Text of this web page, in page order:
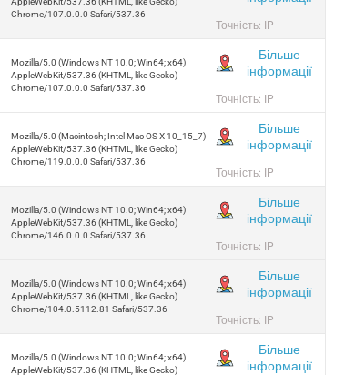
Chrome/107.0.0.0 Safari/537.36
Точність: IP
Mozilla/5.0 (Windows NT 10.0; Win64; x64)
AppleWebKit/537.36 (KHTML, like Gecko)
Chrome/107.0.0.0 Safari/537.36
Більше
інформації
Точність: IP
Mozilla/5.0 (Macintosh; Intel Mac OS X 10_15_7)
AppleWebKit/537.36 (KHTML, like Gecko)
Chrome/119.0.0.0 Safari/537.36
Більше
інформації
Точність: IP
Mozilla/5.0 (Windows NT 10.0; Win64; x64)
AppleWebKit/537.36 (KHTML, like Gecko)
Chrome/146.0.0.0 Safari/537.36
Більше
інформації
Точність: IP
Mozilla/5.0 (Windows NT 10.0; Win64; x64)
AppleWebKit/537.36 (KHTML, like Gecko)
Chrome/104.0.5112.81 Safari/537.36
Більше
інформації
Точність: IP
Mozilla/5.0 (Windows NT 10.0; Win64; x64)
AppleWebKit/537.36 (KHTML, like Gecko)
Більше
інформації